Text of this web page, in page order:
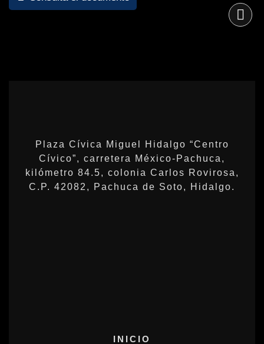
Plaza Cívica Miguel Hidalgo “Centro
Cívico”, carretera México-Pachuca,
kilómetro 84.5, colonia Carlos Rovirosa,
C.P. 42082, Pachuca de Soto, Hidalgo.
INICIO